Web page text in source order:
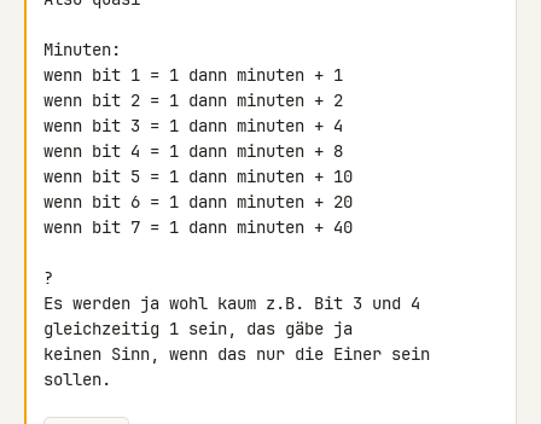
Minuten:
wenn bit 1 = 1 dann minuten + 1
wenn bit 2 = 1 dann minuten + 2
wenn bit 3 = 1 dann minuten + 4
wenn bit 4 = 1 dann minuten + 8
wenn bit 5 = 1 dann minuten + 10
wenn bit 6 = 1 dann minuten + 20
wenn bit 7 = 1 dann minuten + 40
?
Es werden ja wohl kaum z.B. Bit 3 und 4
gleichzeitig 1 sein, das gäbe ja
keinen Sinn, wenn das nur die Einer sein
sollen.